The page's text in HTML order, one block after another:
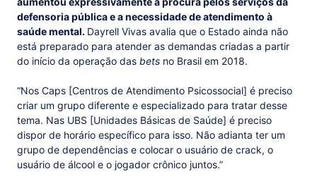
defensoria pública e a necessidade de atendimento à
saúde mental. Dayrell Vivas avalia que o Estado ainda não
está preparado para atender as demandas criadas a partir
do início da operação das bets no Brasil em 2018.
“Nos Caps [Centros de Atendimento Psicossocial] é preciso
criar um grupo diferente e especializado para tratar desse
tema. Nas UBS [Unidades Básicas de Saúde] é preciso
dispor de horário específico para isso. Não adianta ter um
grupo de dependências e colocar o usuário de crack, o
usuário de álcool e o jogador crônico juntos.”